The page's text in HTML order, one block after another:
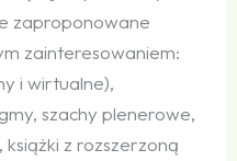
zaproponowane
zainteresowaniem:
i wirtualne),
szachy plenerowe,
książki z rozszerzoną